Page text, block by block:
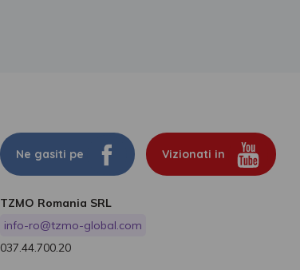
Ne gasiti pe Vizionati in
TZMO Romania SRL
info-ro@tzmo-global.com
037.44.700.20